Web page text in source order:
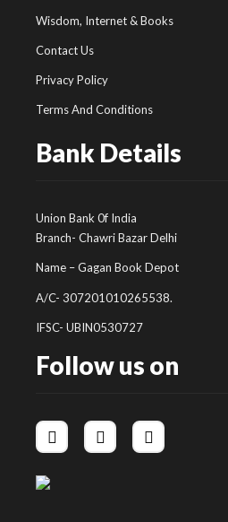
Wisdom, Internet & Books
Contact Us
Privacy Policy
Terms And Conditions
Bank Details
Union Bank 0f India
Branch- Chawri Bazar Delhi
Name – Gagan Book Depot
A/C- 307201010265538.
IFSC- UBIN0530727
Follow us on